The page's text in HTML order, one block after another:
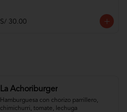
S/ 30.00
La Achoriburger
Hamburguesa con chorizo parrillero,
chimichurri, tomate, lechuga